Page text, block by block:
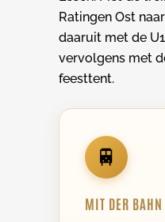
Ratingen Ost
daaruit met de
vervolgens met
feesttent.
🚆
MIT DER